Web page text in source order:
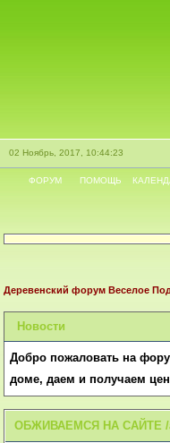
02 Ноябрь, 2017, 10:44:23
ФОРУМ ПОМОЩЬ
Деревенский форум Веселое
Новости
Добро пожаловать на
доме, даем и получаем
ОБЖИВАЕМСЯ НА САЙТЕ /